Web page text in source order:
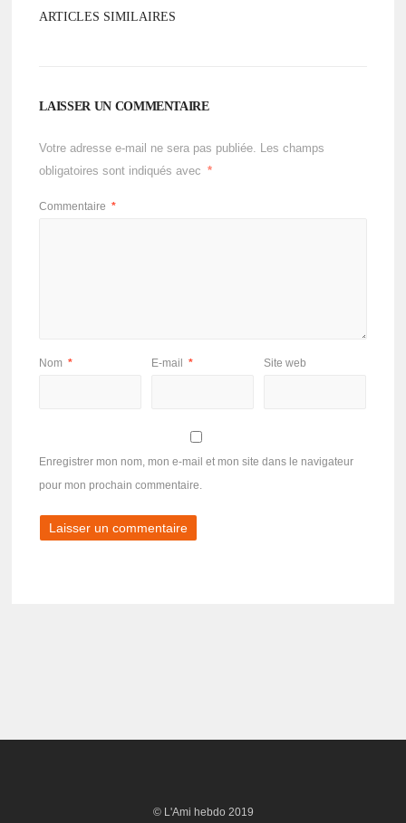
ARTICLES SIMILAIRES
LAISSER UN COMMENTAIRE
Votre adresse e-mail ne sera pas publiée. Les champs
obligatoires sont indiqués avec
*
Commentaire *
Nom * E-mail * Site web
Enregistrer mon nom, mon e-mail et mon site dans le navigateur
pour mon prochain commentaire.
© L'Ami hebdo 2019